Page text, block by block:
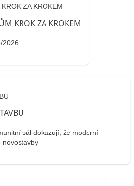
ZA KROKEM
2026
sál dokazují, že moderní
novostavby